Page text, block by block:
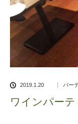
2019.1.20 パー
ワインパーテ